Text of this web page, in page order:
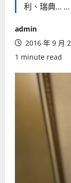
利、瑞典... ...
admin
2016 年 9 月
1 minute read